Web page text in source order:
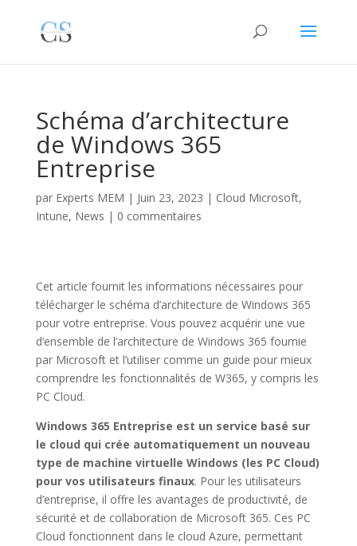
Schéma d’architecture
de Windows 365
Entreprise
par Experts MEM | Juin 23, 2023 | Cloud Microsoft,
Intune, News | 0 commentaires
Cet article fournit les informations nécessaires pour
télécharger le schéma d’architecture de Windows 365
pour votre entreprise. Vous pouvez acquérir une vue
d’ensemble de l’architecture de Windows 365 fournie
par Microsoft et l’utiliser comme un guide pour mieux
comprendre les fonctionnalités de W365, y compris les
PC Cloud.
Windows 365 Entreprise est un service basé sur
le cloud qui crée automatiquement un nouveau
type de machine virtuelle Windows (les PC Cloud)
pour vos utilisateurs finaux. Pour les utilisateurs
d’entreprise, il offre les avantages de productivité, de
sécurité et de collaboration de Microsoft 365. Ces PC
Cloud fonctionnent dans le cloud Azure, permettant